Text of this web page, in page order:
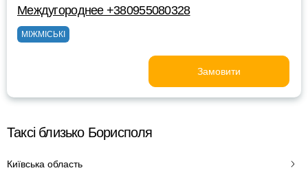
Междугороднее +380955080328
МІЖМІСЬКІ
Замовити
Таксі близько Борисполя
Київська область